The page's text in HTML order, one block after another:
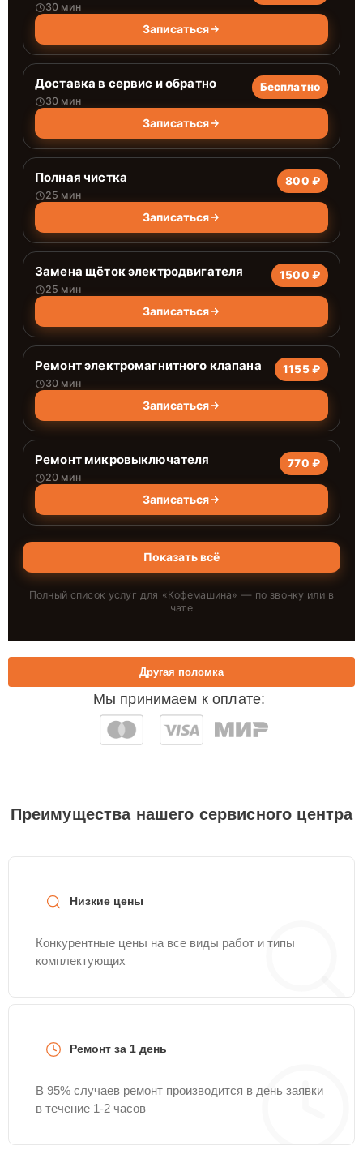
30 мин
Записаться
Доставка в сервис и обратно
30 мин
Бесплатно
Записаться
Полная чистка
25 мин
800 ₽
Записаться
Замена щёток электродвигателя
25 мин
1500 ₽
Записаться
Ремонт электромагнитного клапана
30 мин
1155 ₽
Записаться
Ремонт микровыключателя
20 мин
770 ₽
Записаться
Показать всё
Полный список услуг для «Кофемашина» — по звонку или в
чате
Мы принимаем к оплате:
Другая поломка
Преимущества нашего сервисного центра
Низкие цены
Конкурентные цены на все виды работ и типы
комплектующих
Ремонт за 1 день
В 95% случаев ремонт производится в день заявки
в течение 1-2 часов